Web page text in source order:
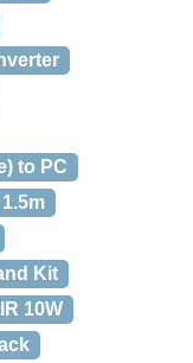
to PC
Kit
10W